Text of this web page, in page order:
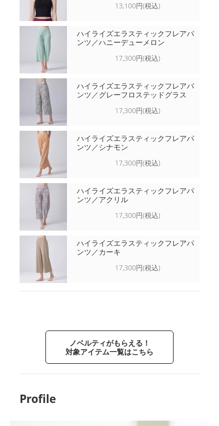
13,100円(税込)
ハイライズエラスティックフレアパ
ンツ／ハニーデューメロン
17,300円(税込)
ハイライズエラスティックフレアパ
ンツ／グレーフロステッドグラス
17,300円(税込)
ハイライズエラスティックフレアパ
ンツ／シナモン
17,300円(税込)
ハイライズエラスティックフレアパ
ンツ／アクリル
17,300円(税込)
ハイライズエラスティックフレアパ
ンツ／カーキ
17,300円(税込)
ノベルティがもらえる！
対象アイテム一覧はこちら
Profile